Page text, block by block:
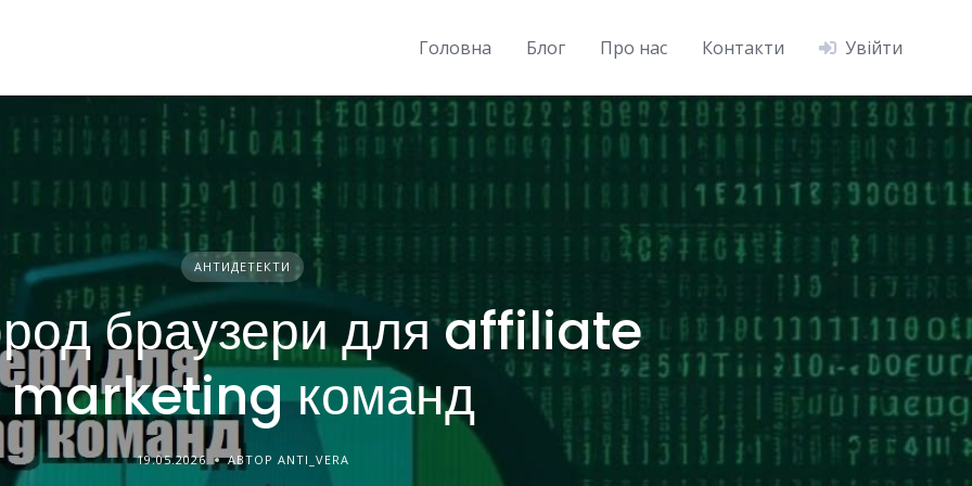
Головна Блог Про нас Контакти Увійти
АНТИДЕТЕКТИ
браузери для affiliate
marketing команд
19.05.2026 АВТОР ANTI_VERA